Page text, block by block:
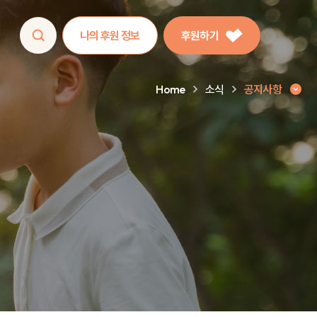
나의 후원 정보 후원하기
Home 소식 공지사항